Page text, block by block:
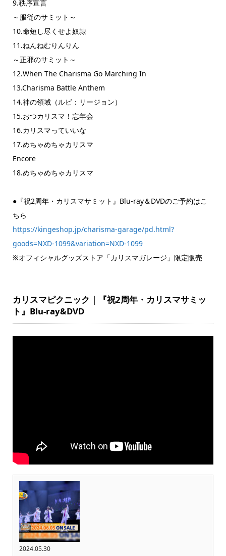
9.秩序宣言
～服従のサミット～
10.命短し尽くせよ奴隷
11.ねんねむりんりん
～正邪のサミット～
12.When The Charisma Go Marching In
13.Charisma Battle Anthem
14.神の領域（ルビ：リージョン）
15.おつカリスマ！忘年会
16.カリスマっていいな
17.めちゃめちゃカリスマ
Encore
18.めちゃめちゃカリスマ
●『祝2周年・カリスマサミット』Blu-ray＆DVDのご予約はこ
ちら
https://kingeshop.jp/charisma-garage/pd.html?
goods=NXD-1099&variation=NXD-1099
※オフィシャルグッズストア「カリスマガレージ」限定販売
カリスマピクニック｜『祝2周年・カリスマサミッ
ト』Blu-ray&DVD
2024.05.30